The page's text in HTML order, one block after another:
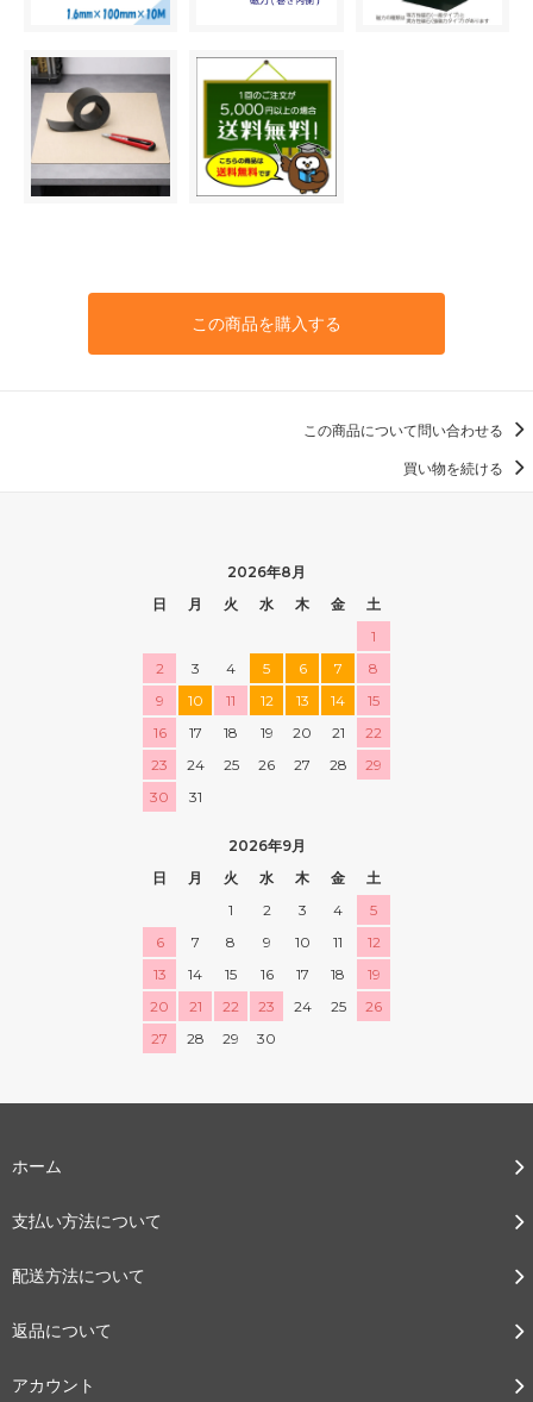
この商品を購入する
この商品について問い合わせる
買い物を続ける
2026年8月
日
月 火 水 木 金
土
1
2
3 4 5 6 7
8
9
10 11 12 13 14
15
16
17 18 19 20 21
22
23
24 25 26 27 28
29
30
31
2026年9月
日
月 火 水 木 金
土
1
2 3 4
5
6
7 8 9 10 11
12
13
14 15 16 17 18
19
20
21 22 23 24 25
26
27
28 29 30
ホーム
支払い方法について
配送方法について
返品について
アカウント